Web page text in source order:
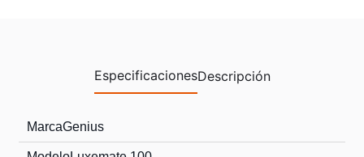
EspecificacionesDescripción
MarcaGenius